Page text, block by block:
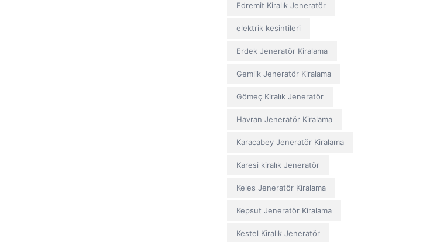
Edremit Kiralık Jeneratör
elektrik kesintileri
Erdek Jeneratör Kiralama
Gemlik Jeneratör Kiralama
Gömeç Kiralık Jeneratör
Havran Jeneratör Kiralama
Karacabey Jeneratör Kiralama
Karesi kiralık Jeneratör
Keles Jeneratör Kiralama
Kepsut Jeneratör Kiralama
Kestel Kiralık Jeneratör